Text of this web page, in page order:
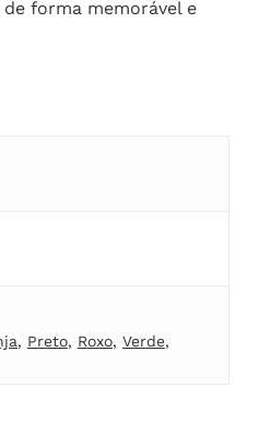
forma memorável e
, Preto, Roxo, Verde,